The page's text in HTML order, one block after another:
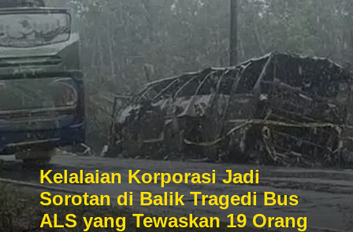
Kelalaian Korporasi Jadi
Sorotan di Balik Tragedi Bus
ALS yang Tewaskan 19 Orang